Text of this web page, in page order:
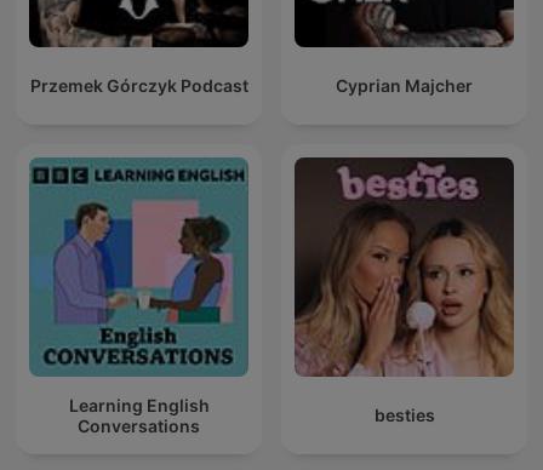
Przemek Górczyk Podcast Cyprian Majcher
Learning English
Conversations
besties